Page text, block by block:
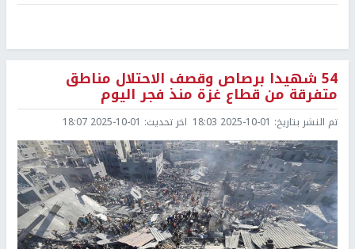
54 شهيدا برصاص وقصف الاحتلال مناطق
متفرقة من قطاع غزة منذ فجر اليوم
تم النشر بتاريخ: 2025-10-01 18:03 اخر تحديث: 2025-10-01 18:07